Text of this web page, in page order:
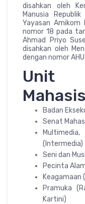
disahkan oleh
Manusia
Yayasan Amikom
nomor 18 pada
Ahmad Priyo
disahkan oleh
dengan nomor
Unit
Badan
Senat
(Intermedia)
Seni dan
Pecinta
Keagamaan
Pramuka
Kartini)